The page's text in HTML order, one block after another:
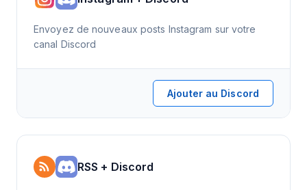
Envoyez de nouveaux posts Instagram sur votre
canal Discord
Ajouter au Discord
RSS + Discord